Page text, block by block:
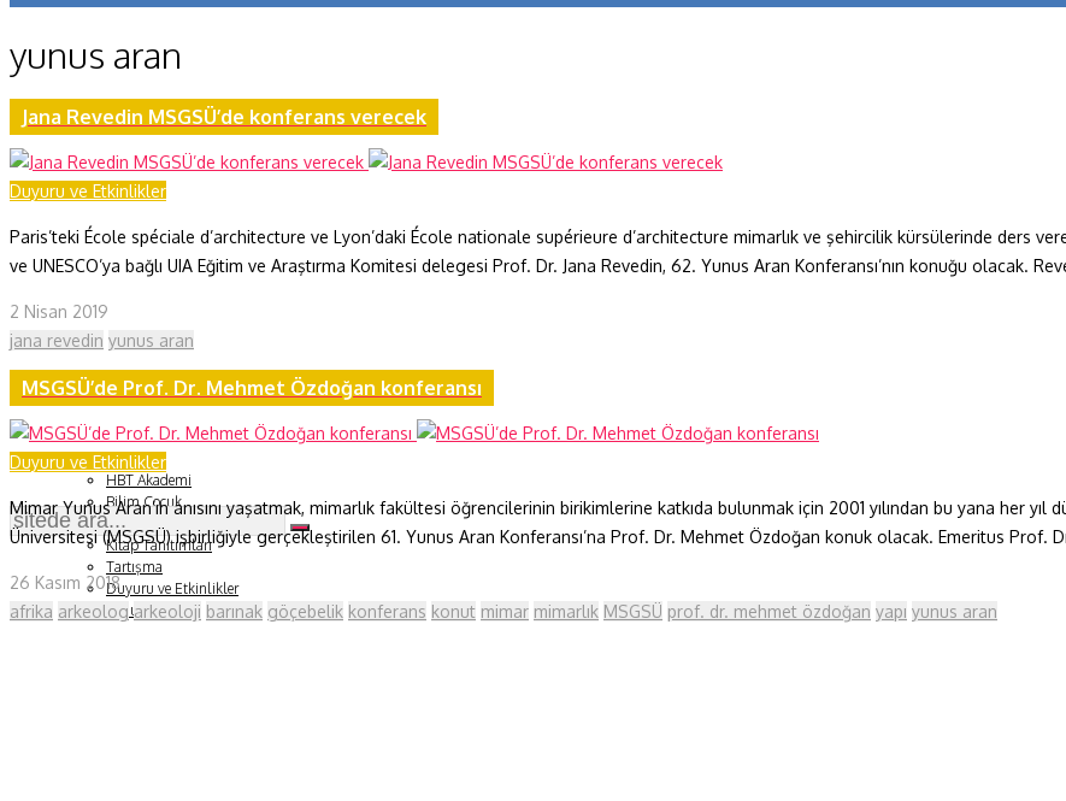
Yazarlar
Makaleler
Dergi Sayıları
Sağlık
Fizik ve Uzay
Gezegenimiz
Teknoyaşam
Fazlası
HBT Akademi
Bilim Çocuk
Soru ve Yanıt
Kitap Tanıtımları
Tartışma
Duyuru ve Etkinlikler
Konu Listesi
yunus aran
Jana Revedin MSGSÜ’de konferans verecek
Duyuru ve Etkinlikler
Paris’teki École spéciale d’architecture ve Lyon’daki École nationale supérieure d’architecture mimarlık ve şehircilik kürsülerinde ders
ve UNESCO’ya bağlı UIA Eğitim ve Araştırma Komitesi delegesi Prof. Dr. Jana Revedin, 62. Yunus Aran Konferansı’nın konuğu olacak.
2 Nisan 2019
jana revedin yunus aran
MSGSÜ’de Prof. Dr. Mehmet Özdoğan konferansı
Duyuru ve Etkinlikler
Mimar Yunus Aran’ın anısını yaşatmak, mimarlık fakültesi öğrencilerinin birikimlerine katkıda bulunmak için 2001 yılından bu yana her
Üniversitesi (MSGSÜ) işbirliğiyle gerçekleştirilen 61. Yunus Aran Konferansı’na Prof. Dr. Mehmet Özdoğan konuk olacak. Emeritus Prof. Dr
26 Kasım 2018
afrika arkeolog arkeoloji barınak göçebelik konferans konut mimar mimarlık MSGSÜ prof. dr. mehmet özdoğan yapı yunus aran